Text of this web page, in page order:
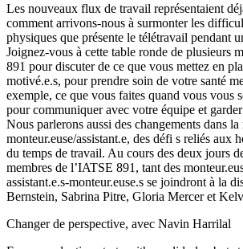
Les nouveaux flux de travail représentaient
comment arrivons-nous à surmonter les
physiques que présente le télétravail pendant
Joignez-vous à cette table ronde de plusieurs
891 pour discuter de ce que vous mettez en
motivé.e.s, pour prendre soin de votre santé
exemple, ce que vous faites quand vous vous
pour communiquer avec votre équipe et
Nous parlerons aussi des changements dans la
monteur.euse/assistant.e, des défi s reliés aux
du temps de travail. Au cours des deux jours
membres de l’IATSE 891, tant des
assistant.e.s-monteur.euse.s se joindront à la
Bernstein, Sabrina Pitre, Gloria Mercer et
Changer de perspective, avec Navin Harrilal